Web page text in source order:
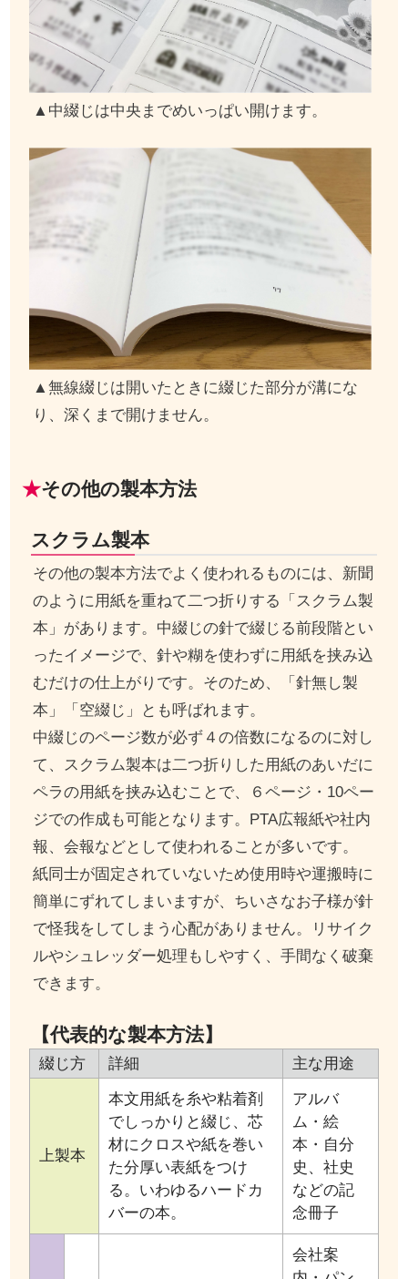
▲中綴じは中央までめいっぱい開けます。
▲無線綴じは開いたときに綴じた部分が溝にな
り、深くまで開けません。
その他の製本方法
スクラム製本
その他の製本方法でよく使われるものには、新聞
のように用紙を重ねて二つ折りする「スクラム製
本」があります。中綴じの針で綴じる前段階とい
ったイメージで、針や糊を使わずに用紙を挟み込
むだけの仕上がりです。そのため、「針無し製
本」「空綴じ」とも呼ばれます。
中綴じのページ数が必ず４の倍数になるのに対し
て、スクラム製本は二つ折りした用紙のあいだに
ペラの用紙を挟み込むことで、６ページ・10ペー
ジでの作成も可能となります。PTA広報紙や社内
報、会報などとして使われることが多いです。
紙同士が固定されていないため使用時や運搬時に
簡単にずれてしまいますが、ちいさなお子様が針
で怪我をしてしまう心配がありません。リサイク
ルやシュレッダー処理もしやすく、手間なく破棄
できます。
【代表的な製本方法】
綴じ方 詳細 主な用途
上製本
本文用紙を糸や粘着剤
でしっかりと綴じ、芯
材にクロスや紙を巻い
た分厚い表紙をつけ
る。いわゆるハードカ
バーの本。
アルバ
ム・絵
本・自分
史、社史
などの記
念冊子
会社案